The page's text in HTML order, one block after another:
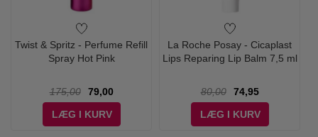
Twist & Spritz - Perfume Refill
Spray Hot Pink
175,00
79,00
LÆG I KURV
La Roche Posay - Cicaplast
Lips Reparing Lip Balm 7,5 ml
80,00
74,95
LÆG I KURV